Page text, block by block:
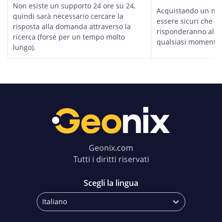
Non esiste un supporto 24 ore su 24,
quindi sarà necessario cercare la
risposta alla domanda attraverso la
ricerca (forse per un tempo molto
lungo).
Acquistando un
essere sicuri che i
risponderanno
qualsiasi
Geonix.com
Tutti i diritti riservati
Scegli la lingua
Italiano